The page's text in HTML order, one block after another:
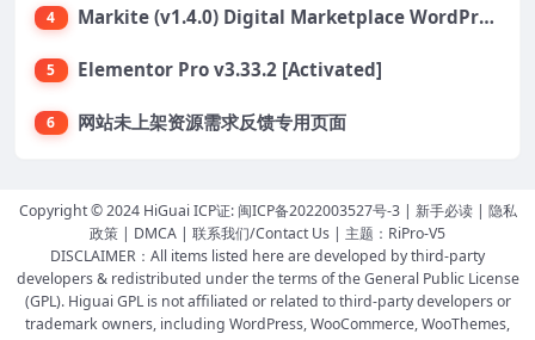
4 Markite (v1.4.0) Digital Marketplace WordPress Theme
5 Elementor Pro v3.33.2 [Activated]
6 网站未上架资源需求反馈专用页面
Copyright © 2024 HiGuai ICP证: 闽ICP备2022003527号-3| 新手必读| 隐私
政策 | DMCA | 联系我们/Contact Us | 主题： RiPro-V5
DISCLAIMER：All items listed here are developed by third-party
developers & redistributed under the terms of the General Public License
(GPL). Higuai GPL is not affiliated or related to third-party developers or
trademark owners, including WordPress, WooCommerce, WooThemes,